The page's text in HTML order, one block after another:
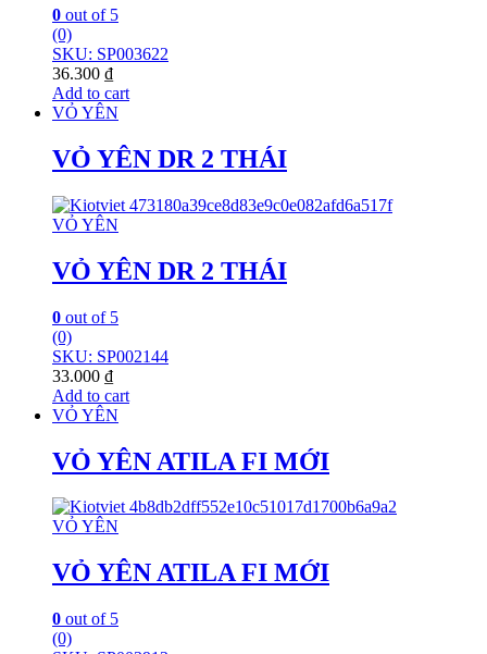
0 out of 5
(0)
SKU: SP003622
36.300 ₫
Add to cart
VỎ YÊN
VỎ YÊN DR 2 THÁI
VỎ YÊN
VỎ YÊN DR 2 THÁI
0 out of 5
(0)
SKU: SP002144
33.000 ₫
Add to cart
VỎ YÊN
VỎ YÊN ATILA FI MỚI
VỎ YÊN
VỎ YÊN ATILA FI MỚI
0 out of 5
(0)